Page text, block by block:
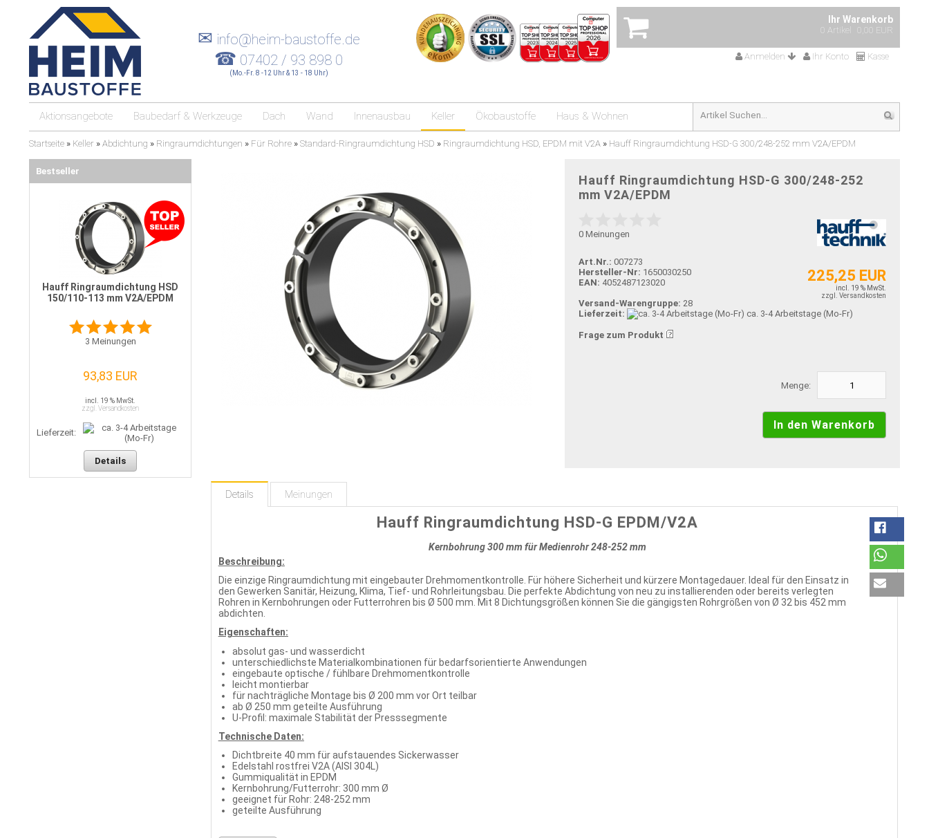
Ihr Warenkorb
0 Artikel 0,00 EUR
Anmelden Ihr Konto Kasse
✉ info@heim-baustoffe.de
☎ 07402 / 93 898 0
(Mo.-Fr. 8 -12 Uhr & 13 - 18 Uhr)
Aktionsangebote Baubedarf & Werkzeuge Dach Wand Innenausbau Keller Ökobaustoffe Haus & Wohnen
Startseite » Keller » Abdichtung » Ringraumdichtungen » Für Rohre » Standard-Ringraumdichtung HSD » Ringraumdichtung HSD, EPDM mit V2A » Hauff Ringraumdichtung HSD-G 300/248-252 mm V2A/EPDM
Hauff Ringraumdichtung HSD-G 300/248-252
mm V2A/EPDM
0 Meinungen
225,25 EUR
incl. 19 % MwSt.
zzgl. Versandkosten
Art.Nr.: 007273
Hersteller-Nr: 1650030250
EAN: 4052487123020
Versand-Warengruppe: 28
Lieferzeit:
ca. 3-4 Arbeitstage (Mo-Fr)
Frage zum Produkt
Menge:
Details Meinungen
Hauff Ringraumdichtung HSD-G EPDM/V2A
Kernbohrung 300 mm für Medienrohr 248-252 mm
Beschreibung:
Die einzige Ringraumdichtung mit eingebauter Drehmomentkontrolle. Für höhere Sicherheit und kürzere Montagedauer. Ideal für den Einsatz in
den Gewerken Sanitär, Heizung, Klima, Tief- und Rohrleitungsbau. Die perfekte Abdichtung von neu zu installierenden oder bereits verlegten
Rohren in Kernbohrungen oder Futterrohren bis Ø 500 mm. Mit 8 Dichtungsgrößen können Sie die gängigsten Rohrgrößen von Ø 32 bis 452 mm
abdichten.
Eigenschaften:
absolut gas- und wasserdicht
unterschiedlichste Materialkombinationen für bedarfsorientierte Anwendungen
eingebaute optische / fühlbare Drehmomentkontrolle
leicht montierbar
für nachträgliche Montage bis Ø 200 mm vor Ort teilbar
ab Ø 250 mm geteilte Ausführung
U-Profil: maximale Stabilität der Presssegmente
Technische Daten:
Dichtbreite 40 mm für aufstauendes Sickerwasser
Edelstahl rostfrei V2A (AISI 304L)
Gummiqualität in EPDM
Kernbohrung/Futterrohr: 300 mm Ø
geeignet für Rohr: 248-252 mm
geteilte Ausführung
Bestseller
Hauff Ringraumdichtung HSD
150/110-113 mm V2A/EPDM
3 Meinungen
93,83 EUR
incl. 19 % MwSt.
zzgl. Versandkosten
Lieferzeit:
Details